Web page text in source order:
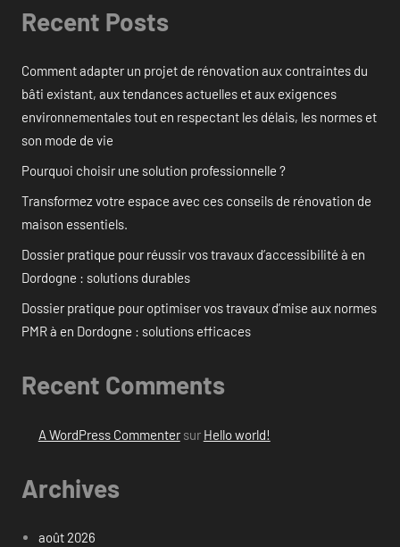
Recent Posts
Comment adapter un projet de rénovation aux contraintes du
bâti existant, aux tendances actuelles et aux exigences
environnementales tout en respectant les délais, les normes et
son mode de vie
Pourquoi choisir une solution professionnelle ?
Transformez votre espace avec ces conseils de rénovation de
maison essentiels.
Dossier pratique pour réussir vos travaux d’accessibilité à en
Dordogne : solutions durables
Dossier pratique pour optimiser vos travaux d’mise aux normes
PMR à en Dordogne : solutions efficaces
Recent Comments
A WordPress Commentersur Hello world!
Archives
août 2026